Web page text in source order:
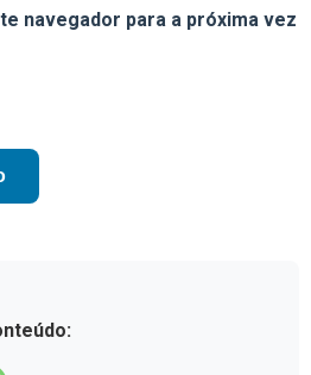
navegador para a próxima vez